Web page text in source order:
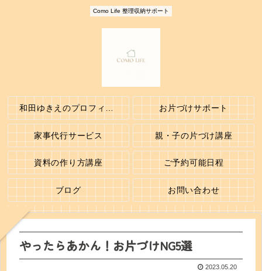
Como Life 整理収納サポート
和田ゆきえのプロフィール お片づけサポート
家事代行サービス 親・子の片づけ講座
資料の作り方講座 ご予約可能日程
ブログ お問い合わせ
やったらあかん！お片づけNG5選
2023.05.20